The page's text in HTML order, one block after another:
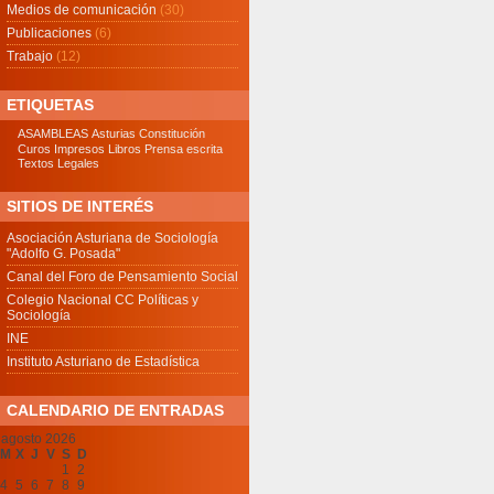
Medios de comunicación (30)
Publicaciones (6)
Trabajo (12)
ETIQUETAS
ASAMBLEAS Asturias Constitución
Curos Impresos Libros Prensa escrita
Textos Legales
SITIOS DE INTERÉS
Asociación Asturiana de Sociología
"Adolfo G. Posada"
Canal del Foro de Pensamiento Social
Colegio Nacional CC Políticas y
Sociología
INE
Instituto Asturiano de Estadística
CALENDARIO DE ENTRADAS
agosto 2026
M X J V S D
1 2
4 5 6 7 8 9